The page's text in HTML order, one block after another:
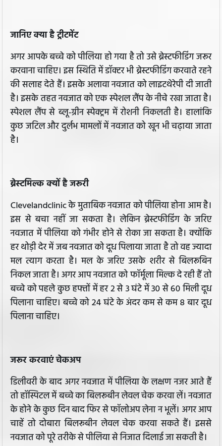
जानिए क्या है ट्रीटमेंट
अगर आपके बच्चे को पीलिया हो गया है तो उसे ब्रेस्‍टफीडिंग जरूर
करवाना चाहिए। इस स्थिति में डॉक्‍टर भी ब्रेस्‍टफीडिंग करवाते रहने
की सलाह देते हैं। इसके अलावा नवजात को लाइटथेरेपी दी जाती
है। इसके तहत नवजात को एक स्पेशल लैंप के नीचे रखा जाता है।
स्पेशल लैंप से ब्‍लू-ग्रीन स्‍पेक्‍ट्रम में रोशनी निकलती है। हालांकि
कुछ जटिल और दुर्लभ मामलों में नवजात को खून भी चढ़ाया जाता
है।
ब्रेस्‍टमिल्‍क क्यों है जरूरी
Clevelandclinic के मुताबिक नवजात को पीलिया होना आम है।
इस से बचा नहीं जा सकता है। लेकिन ब्रेस्‍टफीडिंग के जरिए
नवजात में पीलिया को गंभीर होने से रोका जा सकता है। क्योंकि
हर थोड़ी देर में जब नवजात को दूध पिलाया जाता है तो वह ज्यादा
मल त्याग करता है। मल के जरिए उसके शरीर से बिलरूबिन
निकल जाता है। अगर आप नवजात को फॉर्मूला मिल्‍क दे रही हैं तो
बच्चे को पहले कुछ हफ्तों में हर 2 से 3 घंटे में 30 से 60 मिली दूध
पिलाना चाहिए। बच्चे को 24 घंटे के अंदर कम से कम 8 बार दूध
पिलाना चाहिए।
जरूर करवाएं चेकअप
डिलीवरी के बाद अगर नवजात में पीलिया के लक्षण नजर आते हैं
तो हॉस्पिटल में बच्चे का बिलरूबीन लेवल चेक करवा लें। नवजात
के होने के कुछ दिन बाद फिर से फॉलोअप लेना न भूलें। अगर आप
चाहें तो दोबारा बिलरूबीन लेवल चेक करवा सकते हैं। इससे
नवजात को पूरे तरीके से पीलिया से निजात दिलाई जा सकती है।